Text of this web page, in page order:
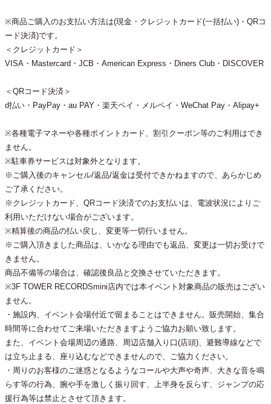
※商品ご購入のお支払い方法は(現金・クレジットカード(一括払い)・QRコ
ード決済)です。
＜クレジットカード＞
VISA・Mastercard・JCB・American Express・Diners Club・DISCOVER
＜QRコード決済＞
d払い・PayPay・au PAY・楽天ペイ・メルペイ・WeChat Pay・Alipay+
※各種電子マネーや各種ポイントカード、割引クーポン等のご利用はでき
ません。
※駐車券サービスは対象外となります。
※ご購入後のキャンセル/返品/返金は受付できかねますので、あらかじめ
ご了承ください。
※クレジットカード、QRコード決済でのお支払いは、電波状況によりご
利用いただけない場合がございます。
※精算後の商品の払い戻し、変更等一切行いません。
※ご購入頂きました商品は、いかなる理由でも返品、変更は一切お受けで
きません。
商品不備等の場合は、確認後良品と交換させていただきます。
※3F TOWER RECORDSmini店内では本イベント対象商品の販売はござい
ません。
・施設内、イベント会場付近で留まることはできません。販売開始、集合
時間等に合わせてご来場いただきますようご協力お願い致します。
また、イベント会場周辺の通路、周辺店舗入り口(店頭)、避難導線などで
は立ち止まる、座り込むなどできませんので、ご協力ください。
・周りのお客様のご迷惑となるようなコールや大声や奇声、大きな音を鳴
らす等の行為、腕や手を激しく振り回す、上半身を反らす、ジャンプの応
援行為等は禁止とさせて頂きます。